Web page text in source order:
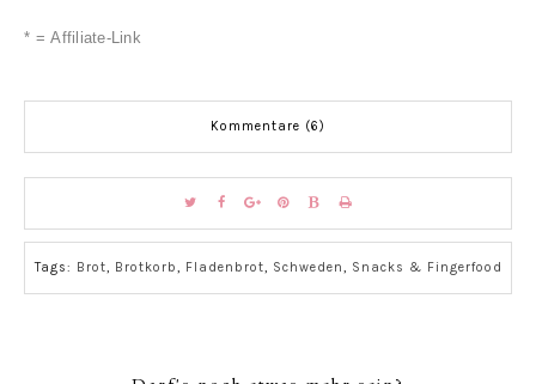
* = Affiliate-Link
Kommentare (6)
Tags: Brot, Brotkorb, Fladenbrot, Schweden, Snacks & Fingerfood